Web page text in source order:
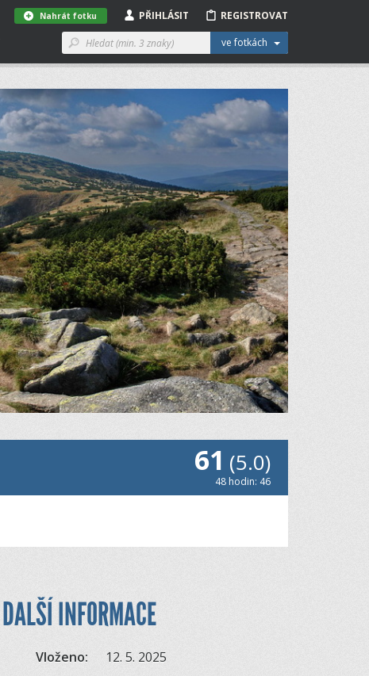
ve fotkách
REGISTROVAT
PŘIHLÁSIT
Nahrát fotku
61 (5.0)
48 hodin: 46
DALŠÍ INFORMACE
Vloženo:
12. 5. 2025